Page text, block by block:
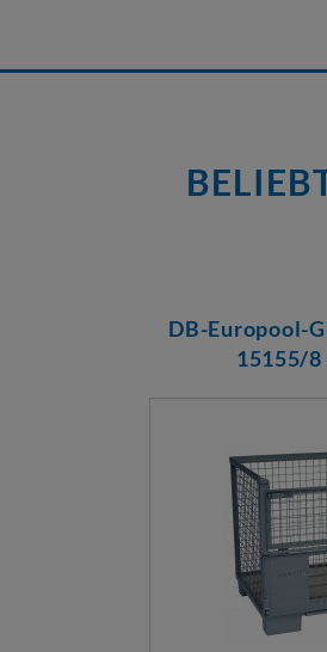
DB-Europool-
15155/8